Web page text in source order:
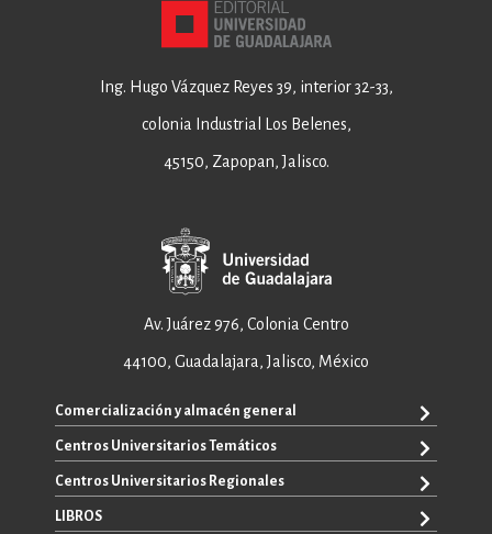
Ing. Hugo Vázquez Reyes 39, interior 32-33,
colonia Industrial Los Belenes,
45150, Zapopan, Jalisco.
Av. Juárez 976, Colonia Centro
44100, Guadalajara, Jalisco, México
Comercialización y almacén general
+52 33 3640 6326
+52 33 3640 4595
ventas@editorial.udg.mx
Centros Universitarios Temáticos
CUAAD
CUCEA
Centros Universitarios Regionales
CUALTOS
LIBROS